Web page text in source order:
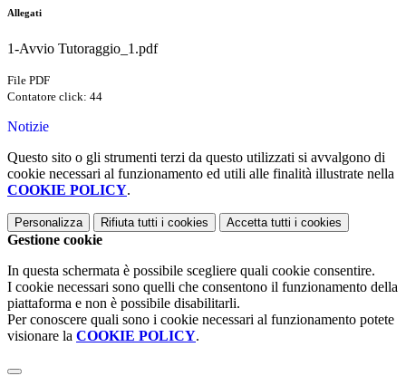
Allegati
1-Avvio Tutoraggio_1.pdf
File PDF
Contatore click: 44
Notizie
Questo sito o gli strumenti terzi da questo utilizzati si avvalgono di
cookie necessari al funzionamento ed utili alle finalità illustrate nella
COOKIE POLICY.
Personalizza Rifiuta tutti i cookies Accetta tutti i cookies
Gestione cookie
In questa schermata è possibile scegliere quali cookie consentire.
I cookie necessari sono quelli che consentono il funzionamento della
piattaforma e non è possibile disabilitarli.
Per conoscere quali sono i cookie necessari al funzionamento potete
visionare la COOKIE POLICY.